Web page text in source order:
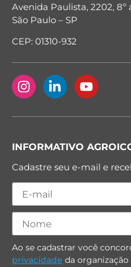
Avenida Paulista, 2202, 8º
São Paulo – SP
CEP: 01310-932
INFORMATIVO
Cadastre seu e-mail e
Ao se cadastrar você
privacidade da organização